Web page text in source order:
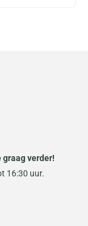
graag verder!
16:30 uur.